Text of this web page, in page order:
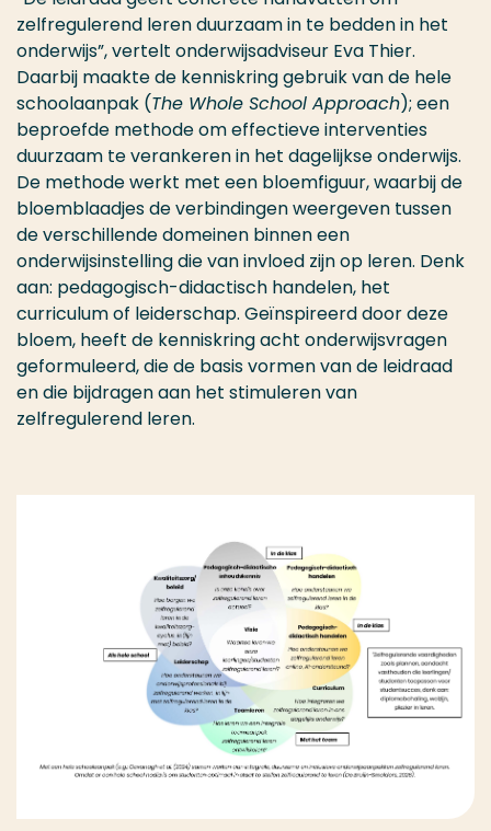
zelfregulerend leren duurzaam in te bedden in het
onderwijs”, vertelt onderwijsadviseur Eva Thier.
Daarbij maakte de kenniskring gebruik van de hele
schoolaanpak (The Whole School Approach); een
beproefde methode om effectieve interventies
duurzaam te verankeren in het dagelijkse onderwijs.
De methode werkt met een bloemfiguur, waarbij de
bloemblaadjes de verbindingen weergeven tussen
de verschillende domeinen binnen een
onderwijsinstelling die van invloed zijn op leren. Denk
aan: pedagogisch-didactisch handelen, het
curriculum of leiderschap. Geïnspireerd door deze
bloem, heeft de kenniskring acht onderwijsvragen
geformuleerd, die de basis vormen van de leidraad
en die bijdragen aan het stimuleren van
zelfregulerend leren.